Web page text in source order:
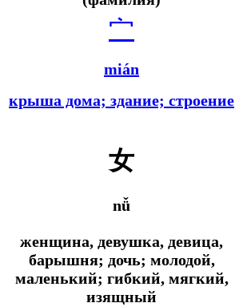
宀
mián
крыша дома; здание; строение
女
nǚ
женщина, девушка, девица,
барышня; дочь; молодой,
маленький; гибкий, мягкий,
изящный